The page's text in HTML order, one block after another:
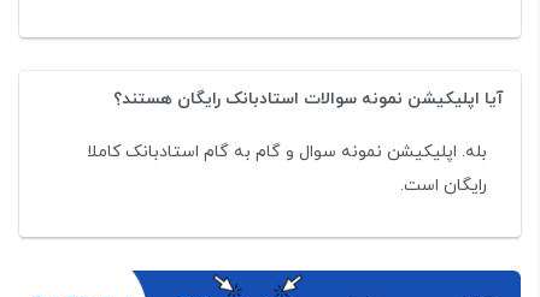
آیا اپلیکیشن نمونه سوالات استادبانک رایگان هستند؟
بله. اپلیکیشن نمونه سوال و گام به گام استادبانک کاملا
رایگان است.